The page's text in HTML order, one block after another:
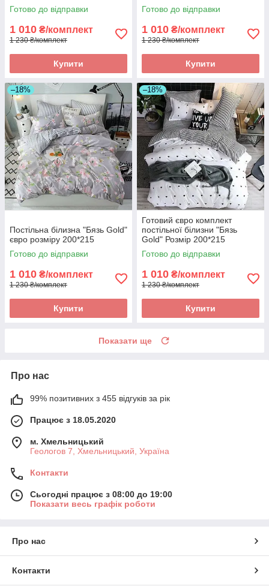
Готово до відправки
1 010 ₴/комплект
1 230 ₴/комплект
Купити
Готово до відправки
1 010 ₴/комплект
1 230 ₴/комплект
Купити
–18%
Постільна білизна "Бязь Gold"
євро розміру 200*215
Готово до відправки
1 010 ₴/комплект
1 230 ₴/комплект
Купити
–18%
Готовий євро комплект
постільної білизни "Бязь
Gold" Розмір 200*215
Готово до відправки
1 010 ₴/комплект
1 230 ₴/комплект
Купити
Показати ще
Про нас
99% позитивних з 455 відгуків за рік
Працює з 18.05.2020
м. Хмельницький
Геологов 7, Хмельницький, Україна
Контакти
Сьогодні працює з 08:00 до 19:00
Показати весь графік роботи
Про нас
Контакти